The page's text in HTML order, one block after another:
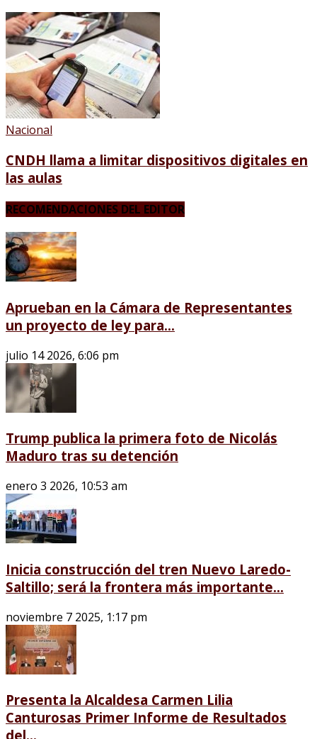
Nacional
CNDH llama a limitar dispositivos digitales en
las aulas
RECOMENDACIONES DEL EDITOR
Aprueban en la Cámara de Representantes
un proyecto de ley para...
julio 14 2026, 6:06 pm
Trump publica la primera foto de Nicolás
Maduro tras su detención
enero 3 2026, 10:53 am
Inicia construcción del tren Nuevo Laredo-
Saltillo; será la frontera más importante...
noviembre 7 2025, 1:17 pm
Presenta la Alcaldesa Carmen Lilia
Canturosas Primer Informe de Resultados
del...